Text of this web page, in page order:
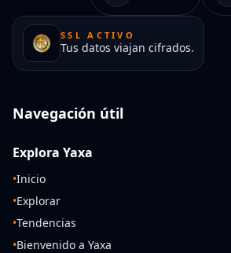
SSL ACTIVO
Tus datos viajan cifrados.
Navegación útil
Explora Yaxa
•Inicio
•Explorar
•Tendencias
•Bienvenido a Yaxa